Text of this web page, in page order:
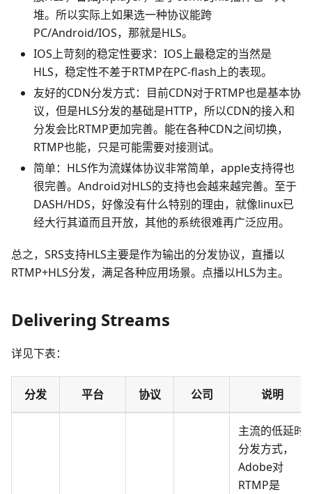
堆。所以实际上如果选一种协议能跨
PC/Android/IOS，那就是HLS。
IOS上苛刻的稳定性要求：IOS上最稳定的当然是
HLS，稳定性不差于RTMP在PC-flash上的表现。
友好的CDN分发方式：目前CDN对于RTMP也是基本协
议，但是HLS分发的基础是HTTP，所以CDN的接入和
分发会比RTMP更加完善。能在各种CDN之间切换，
RTMP也能，只是可能需要对接测试。
简单：HLS作为流媒体协议非常简单，apple支持得也
很完善。Android对HLS的支持也会越来越完善。至于
DASH/HDS，好像没有什么特别的理由，就像linux已
经大行其道而且开放，其他的系统很难再广泛应用。
总之，SRS支持HLS主要是作为输出的分发协议，直播以
RTMP+HLS分发，满足各种应用场景。点播以HLS为主。
Delivering Streams
详见下表：
分发 平台 协议 公司 说明
主流的低延时
分发方式，
Adobe对
RTMP是